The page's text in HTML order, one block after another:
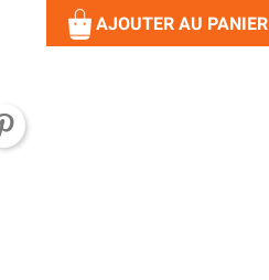
AJOUTER AU PANIER